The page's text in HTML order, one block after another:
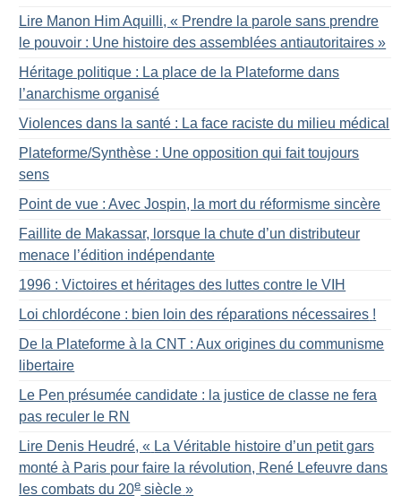
Lire Manon Him Aquilli, « Prendre la parole sans prendre
le pouvoir : Une histoire des assemblées antiautoritaires »
Héritage politique : La place de la Plateforme dans
l’anarchisme organisé
Violences dans la santé : La face raciste du milieu médical
Plateforme/Synthèse : Une opposition qui fait toujours
sens
Point de vue : Avec Jospin, la mort du réformisme sincère
Faillite de Makassar, lorsque la chute d’un distributeur
menace l’édition indépendante
1996 : Victoires et héritages des luttes contre le VIH
Loi chlordécone : bien loin des réparations nécessaires !
De la Plateforme à la CNT : Aux origines du communisme
libertaire
Le Pen présumée candidate : la justice de classe ne fera
pas reculer le RN
Lire Denis Heudré, « La Véritable histoire d’un petit gars
monté à Paris pour faire la révolution, René Lefeuvre dans
les combats du 20esiècle »